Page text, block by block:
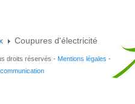
Coupures d'électricité
droits réservés - Mentions légales -